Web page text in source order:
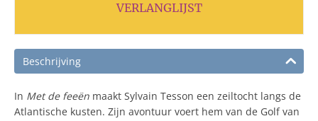
VERLANGLIJST
Beschrijving
In Met de feeën maakt Sylvain Tesson een zeiltocht langs de
Atlantische kusten. Zijn avontuur voert hem van de Golf van